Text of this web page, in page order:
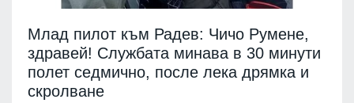
Млад пилот към Радев: Чичо Румене,
здравей! Службата минава в 30 минути
полет седмично, после лека дрямка и
скролване